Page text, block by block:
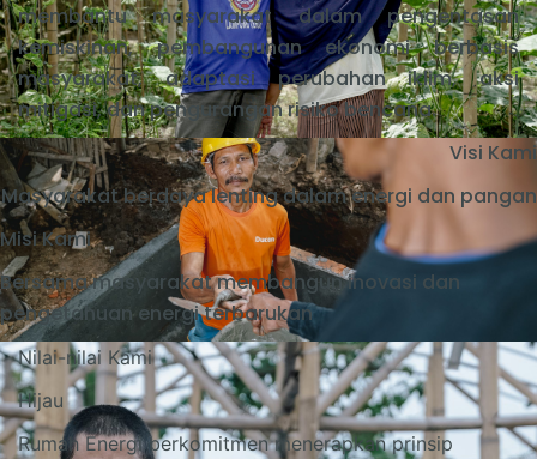
membantu masyarakat dalam pengentasan
kemiskinan, pembangunan ekonomi berbasis
masyarakat, adaptasi perubahan iklim, aksi
mitigasi, dan pengurangan risiko bencana.
Visi Kami
Masyarakat berdaya lenting dalam energi dan pangan
Misi Kami
Bersama masyarakat membangun inovasi dan
pengetahuan energi terbarukan
Nilai-nilai Kami
Hijau
Rumah Energi berkomitmen menerapkan prinsip